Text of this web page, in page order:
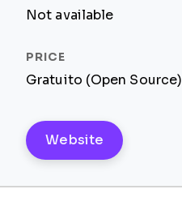
Not available
Gratuito (Open Source)
Website